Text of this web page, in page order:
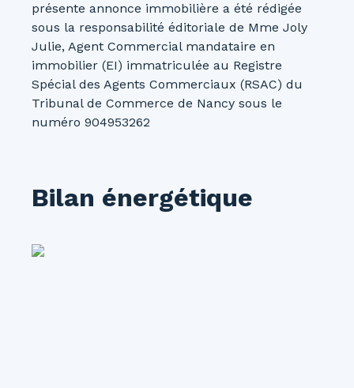
présente annonce immobilière a été rédigée
sous la responsabilité éditoriale de Mme Joly
Julie, Agent Commercial mandataire en
immobilier (EI) immatriculée au Registre
Spécial des Agents Commerciaux (RSAC) du
Tribunal de Commerce de Nancy sous le
numéro 904953262
Bilan énergétique